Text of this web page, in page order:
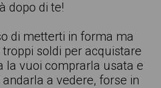
dopo di te!
di metterti in forma ma
soldi per acquistare
la vuoi comprarla usata e
a vedere, forse in